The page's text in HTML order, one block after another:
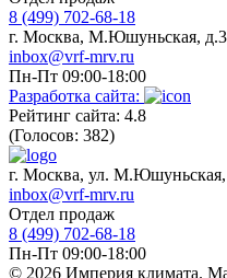
8 (499) 702-68-18
г. Москва, М.Юшуньская,
inbox@vrf-mrv.ru
Пн-Пт 09:00-18:00
Разработка сайта:
Рейтинг сайта: 4.8
(Голосов: 382)
г. Москва, ул.
inbox@vrf-mrv.ru
Отдел продаж
8 (499) 702-68-18
Пн-Пт 09:00-18:00
© 2026 Империя климата.